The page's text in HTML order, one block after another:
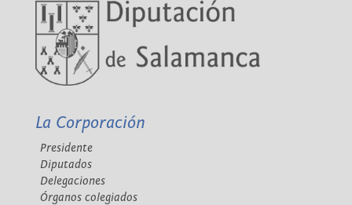
La Corporación
Presidente
Diputados
Delegaciones
Órganos colegiados